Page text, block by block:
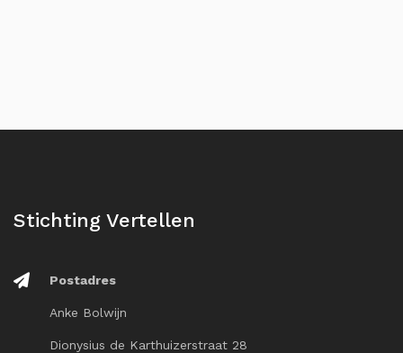
Stichting Vertellen
Postadres
Anke Bolwijn
Dionysius de Karthuizerstraat 28